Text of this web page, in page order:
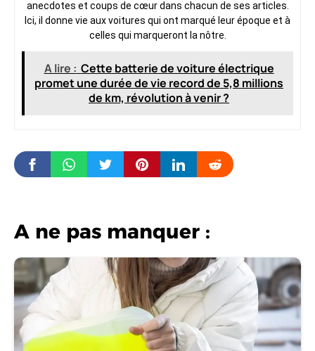
anecdotes et coups de cœur dans chacun de ses articles.
Ici, il donne vie aux voitures qui ont marqué leur époque et à
celles qui marqueront la nôtre.
A lire : Cette batterie de voiture électrique
promet une durée de vie record de 5,8 millions
de km, révolution à venir ?
A ne pas manquer :